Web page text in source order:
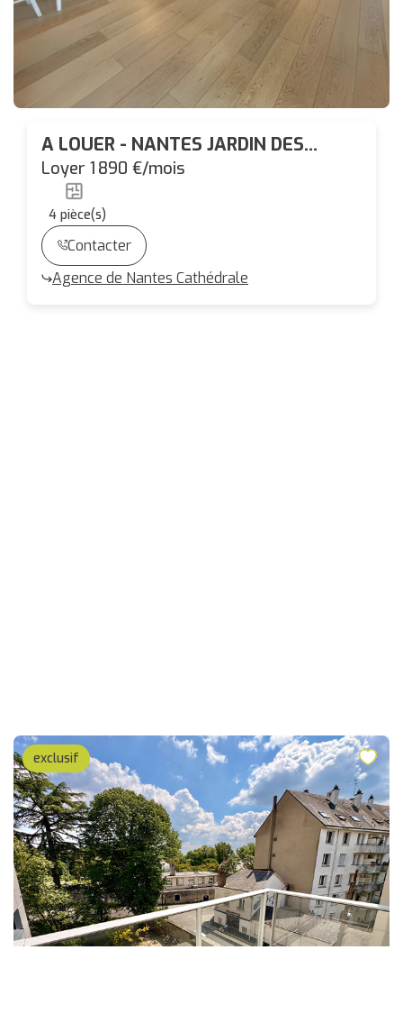
A LOUER - NANTES JARDIN DES
PLANTES // GARE NORD - SPACIEUX
T4 DUPLEX avec PARKING
Loyer 1 890 €/mois
4 pièce(s)
Contacter
Agence de Nantes Cathédrale
exclusif